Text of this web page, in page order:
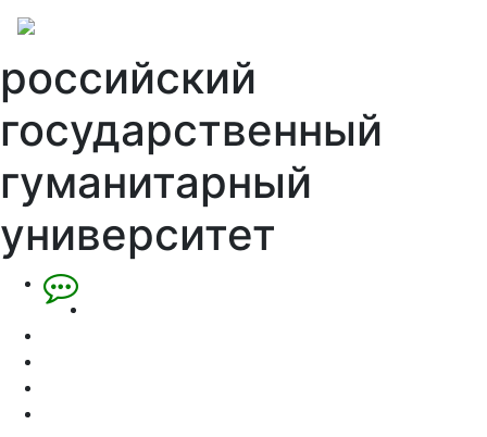
российский
государственный
гуманитарный
университет